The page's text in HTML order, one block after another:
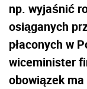
np. wyjaśnić
osiąganych
płaconych w
wiceminister
obowiązek